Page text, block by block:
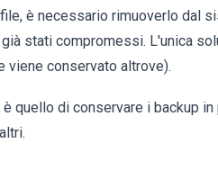
è necessario rimuoverlo dal
stati compromessi. L'unica
viene conservato altrove).
quello di conservare i backup